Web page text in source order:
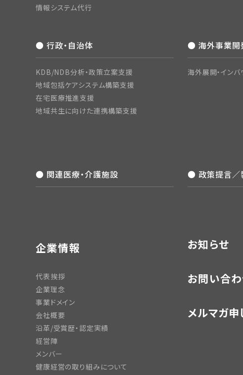
情報システム代行
● 行政・自治体
KDB/NDB分析・政策立案支援
地域包括ケアシステム構築支援
在宅医療推進支援
地域共生に向けた連携構築支援
● 海外事業開
海外展開・インバ
● 関連医療・介護施設 ● 政策提言／
企業情報
代表挨拶
企業理念
事業ドメイン
会社概要
沿革/受賞歴・認定実績
経営陣
メンバー
健康経営の取り組みについて
お知らせ
お問い合
メルマガ申